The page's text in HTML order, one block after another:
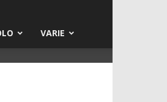
VARIE